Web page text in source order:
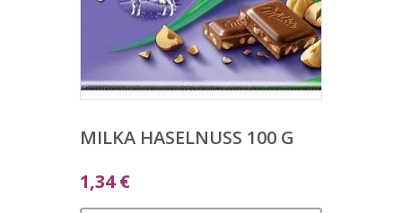
MILKA HASELNUSS 100 G
1,34€